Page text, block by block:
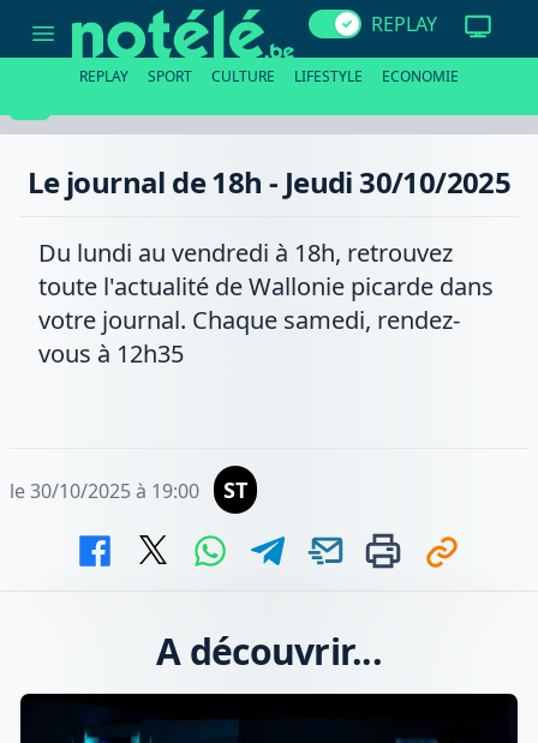
journal
30/10/2025
REPLAY
REPLAY SPORT CULTURE LIFESTYLE ECONOMIE
Le journal de 18h - Jeudi 30/10/2025
Du lundi au vendredi à 18h, retrouvez
toute l'actualité de Wallonie picarde dans
votre journal. Chaque samedi, rendez-
vous à 12h35
le 30/10/2025 à 19:00 ST
A découvrir...